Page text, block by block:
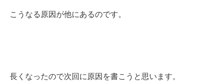
こうなる原因が他にあるのです。
長くなったので次回に原因を書こうと思います。